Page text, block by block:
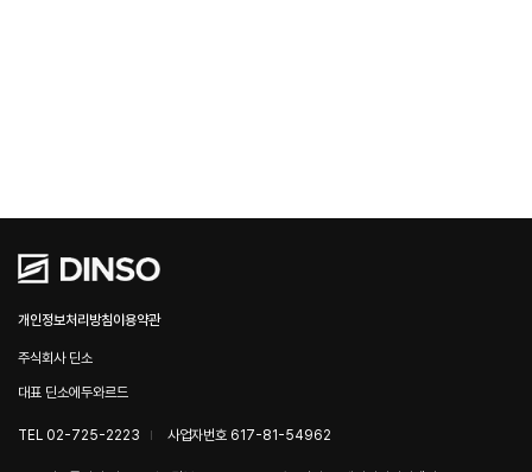
개인정보처리방침이용약관
주식회사 딘소
대표 딘소에두와르드
TEL 02-725-2223 사업자번호 617-81-54962